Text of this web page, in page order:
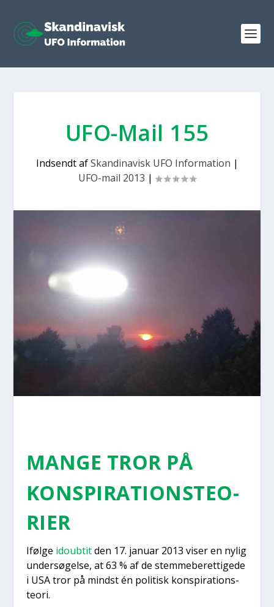
UFO-Mail 155
Indsendt afSkandinavisk UFO Information |
UFO-mail 2013 |
MAN­GE TROR PÅ
KON­SPIRA­TIONS­TE­O­
RI­ER
Iføl­ge idoub­titden 17. janu­ar 2013 viser en nylig
under­sø­gel­se, at 63 % af de stem­me­be­ret­ti­ge­de
i USA tror på mindst én poli­tisk kon­spira­tions­
te­o­ri.